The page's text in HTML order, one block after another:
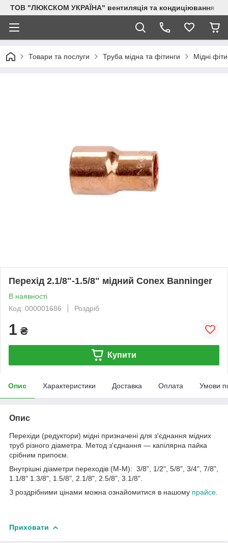
ТОВ "ЛЮКСКОМ УКРАЇНА" вентиляція та кондиціювання
Товари та послуги Труба мідна та фітинги Мідні
Перехід 2.1/8"-1.5/8" мідний Conex Banninger
В наявності
Код: 000001686
Роздріб
1 ₴
Купити
Опис Характеристики Доставка Оплата Умови
Опис
Перехіди (редуктори) мідні призначені для з'єднання мідних
труб різного діаметра. Метод з'єднання — капілярна пайка
срібним припоєм.
Внутрішні діаметри переходів (М-М): 3/8", 1/2", 5/8", 3/4", 7/8",
1.1/8" 1.3/8", 1.5/8", 2.1/8", 2.5/8", 3.1/8".
З роздрібними цінами можна ознайомитися в нашому прайсе
Приховати